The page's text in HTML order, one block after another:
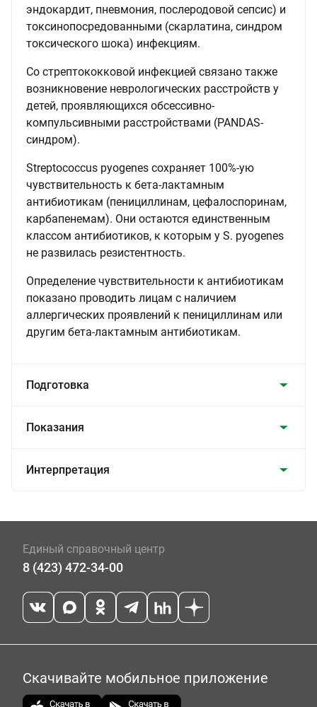
эндокардит, пневмония, послеродовой сепсис) и
токсинопосредованными (скарлатина, синдром
токсического шока) инфекциям.
Со стрептококковой инфекцией связано также
возникновение неврологических расстройств у
детей, проявляющихся обсессивно-
компульсивными расстройствами (PANDAS-
синдром).
Streptococcus pyogenes сохраняет 100%-ую
чувствительность к бета-лактамным
антибиотикам (пенициллинам, цефалоспоринам,
карбапенемам). Они остаются единственным
классом антибиотиков, к которым у S. pyogenes
не развилась резистентность.
Определение чувствительности к антибиотикам
показано проводить лицам с наличием
аллергических проявлений к пенициллинам или
другим бета-лактамным антибиотикам.
Подготовка
Показания
Интерпретация
Единый справочный центр
8 (423) 472-34-00
Скачивайте мобильное приложение